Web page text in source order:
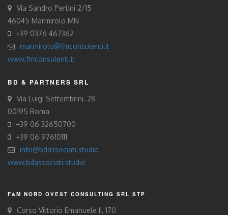
Via Sandro Pertini 2/15
46045 Marmirolo MN
+39 0376 467362
marmirolo@fmconsulenti.it
www.fmconsulenti.it
BD & PARTNERS SRL
Via Luigi Settembrini, 28
00195 Roma
+39 06 32650700
+39 06 97610111
info@bdassociati.studio
www.bdassociati.studio
F&M NORD OVEST CONSULTING SRL STP
Corso Vittorio Emanuele II, 170